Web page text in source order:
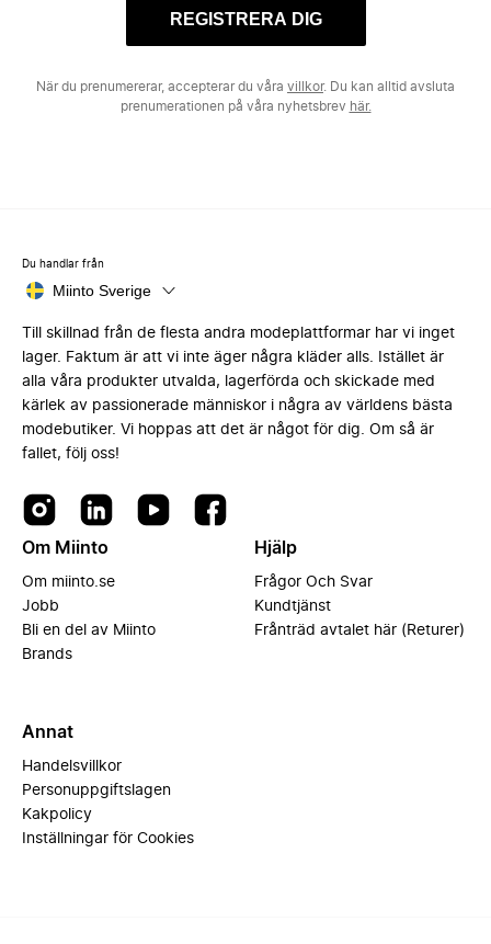
REGISTRERA DIG
När du prenumererar, accepterar du våra villkor. Du kan alltid avsluta
prenumerationen på våra nyhetsbrev här.
Du handlar från
Miinto Sverige
Till skillnad från de flesta andra modeplattformar har vi inget
lager. Faktum är att vi inte äger några kläder alls. Istället är
alla våra produkter utvalda, lagerförda och skickade med
kärlek av passionerade människor i några av världens bästa
modebutiker. Vi hoppas att det är något för dig. Om så är
fallet, följ oss!
Om Miinto
Om miinto.se
Jobb
Bli en del av Miinto
Brands
Hjälp
Frågor Och Svar
Kundtjänst
Frånträd avtalet här (Returer)
Annat
Handelsvillkor
Personuppgiftslagen
Kakpolicy
Inställningar för Cookies